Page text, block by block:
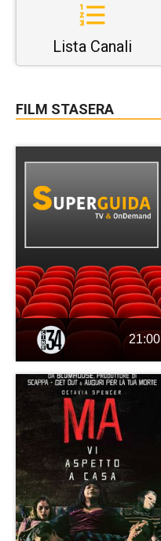
Lista Canali
FILM STASERA
21:00